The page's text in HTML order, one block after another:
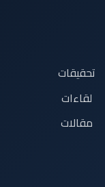
تحقيقات
لقاءات
مقالات